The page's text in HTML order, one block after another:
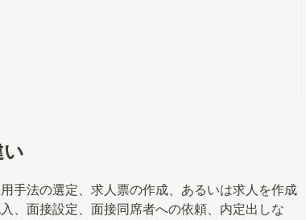
手法の選定、求人票の作成、あるいは求人を作成
、面接設定、面接同席者への依頼、内定出しな